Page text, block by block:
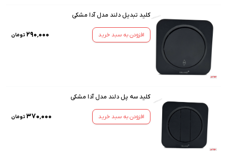
کلید تبدیل دلند مدل آدا مشکی
افزودن به سبد خرید ۲۹۰٬۰۰۰ تومان
کلید سه پل دلند مدل آدا مشکی
افزودن به سبد خرید ۳۷۰٬۰۰۰ تومان